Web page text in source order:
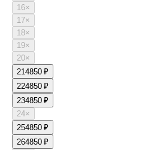
16×
17×
18×
19×
20×
214850 ₽
224850 ₽
234850 ₽
24×
254850 ₽
264850 ₽